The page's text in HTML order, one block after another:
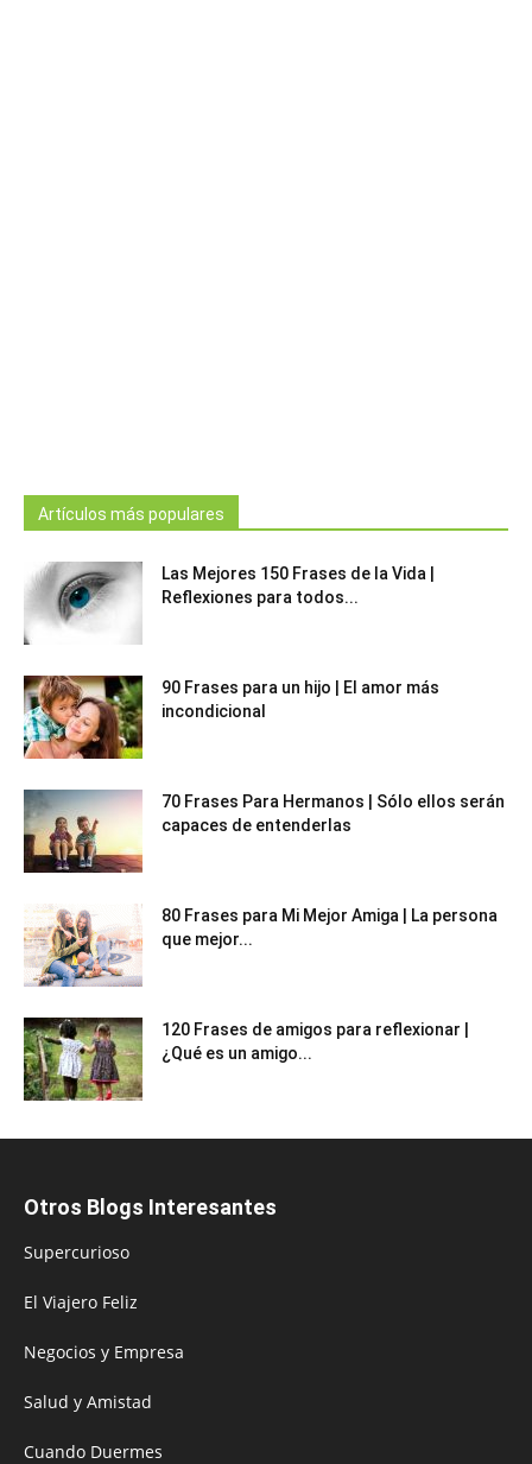
Artículos más populares
Las Mejores 150 Frases de la Vida |
Reflexiones para todos...
90 Frases para un hijo | El amor más
incondicional
70 Frases Para Hermanos | Sólo ellos serán
capaces de entenderlas
80 Frases para Mi Mejor Amiga | La persona
que mejor...
120 Frases de amigos para reflexionar |
¿Qué es un amigo...
Otros Blogs Interesantes
Supercurioso
El Viajero Feliz
Negocios y Empresa
Salud y Amistad
Cuando Duermes